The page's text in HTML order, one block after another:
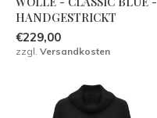
HANDGESTRICKT
€229,00
zzgl. Versandkosten